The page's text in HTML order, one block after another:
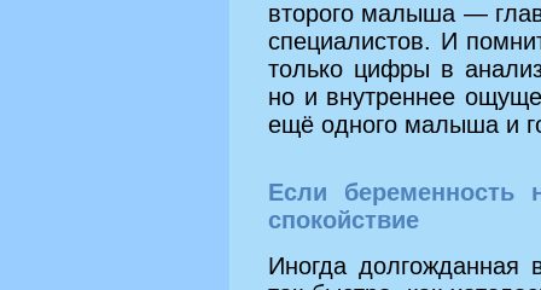
второго малыша —
специалистов. И
только цифры в
но и внутреннее
ещё одного малыша и
Если беременность
спокойствие
Иногда долгожданная